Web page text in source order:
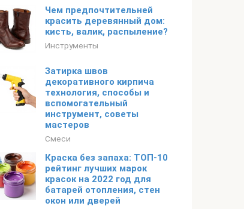
Чем предпочтительней
красить деревянный дом:
кисть, валик, распыление?
Инструменты
Затирка швов
декоративного кирпича
технология, способы и
вспомогательный
инструмент, советы
мастеров
Смеси
Краска без запаха: ТОП-10
рейтинг лучших марок
красок на 2022 год для
батарей отопления, стен
окон или дверей